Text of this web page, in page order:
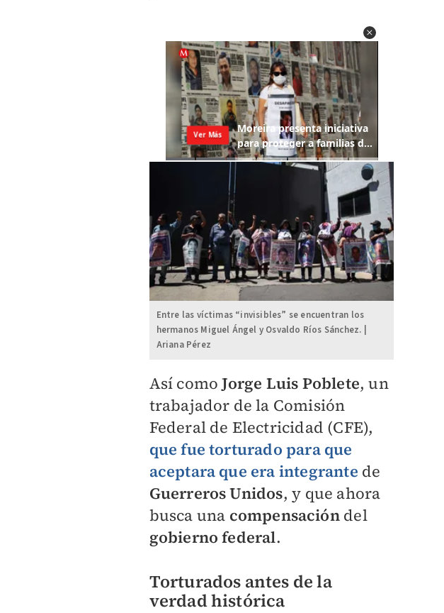
Entre las víctimas “invisibles” se encuentran los
hermanos Miguel Ángel y Osvaldo Ríos Sánchez. |
Ariana Pérez
Así comoJorge Luis Poblete, un
trabajador de la Comisión
Federal de Electricidad (CFE),
que fue torturado para que
aceptara que era integrante de
Guerreros Unidos, y que ahora
busca una compensacióndel
gobierno federal.
Torturados antes de la
verdad histórica